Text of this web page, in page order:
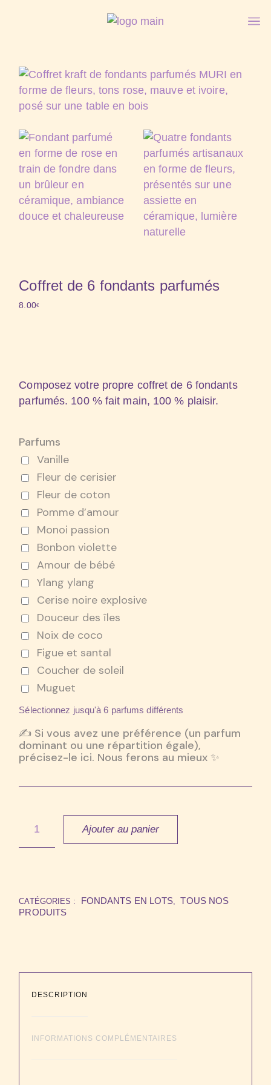
Coffret de 6 fondants parfumés
8.00€
Composez votre propre coffret de 6 fondants
parfumés. 100 % fait main, 100 % plaisir.
Parfums
Vanille
Fleur de cerisier
Fleur de coton
Pomme d’amour
Monoi passion
Bonbon violette
Amour de bébé
Ylang ylang
Cerise noire explosive
Douceur des îles
Noix de coco
Figue et santal
Coucher de soleil
Muguet
Sélectionnez jusqu'à 6 parfums différents
✍️ Si vous avez une préférence (un parfum
dominant ou une répartition égale),
précisez-le ici. Nous ferons au mieux ✨
Ajouter au panier
CATÉGORIES : FONDANTS EN LOTS,
TOUS NOS
PRODUITS
DESCRIPTION
INFORMATIONS COMPLÉMENTAIRES